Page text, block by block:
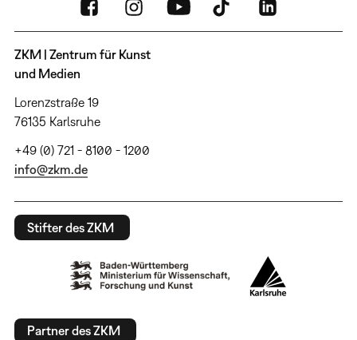
ZKM | Zentrum für Kunst
und Medien
Lorenzstraße 19
76135 Karlsruhe
+49 (0) 721 - 8100 - 1200
info@zkm.de
Stifter des ZKM
Partner des ZKM